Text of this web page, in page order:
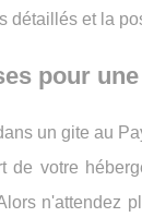
détaillés et la
pour
un gite au
de votre
n'attendez